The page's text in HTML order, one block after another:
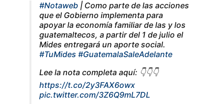
#Notaweb | Como parte de las acciones
que el Gobierno implementa para
apoyar la economía familiar de las y los
guatemaltecos, a partir del 1 de julio el
Mides entregará un aporte social.
#TuMides #GuatemalaSaleAdelante
Lee la nota completa aquí: 👇👇👇
https://t.co/2y3FAX6owx
pic.twitter.com/3Z6Q9mL7DL